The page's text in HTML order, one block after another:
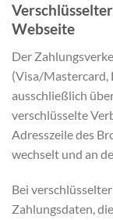
Webseite
Der
(Visa/
ausschließlich
verschlüsselte
Adresszeile des
wechselt und an
Bei
Zahlungsdaten,